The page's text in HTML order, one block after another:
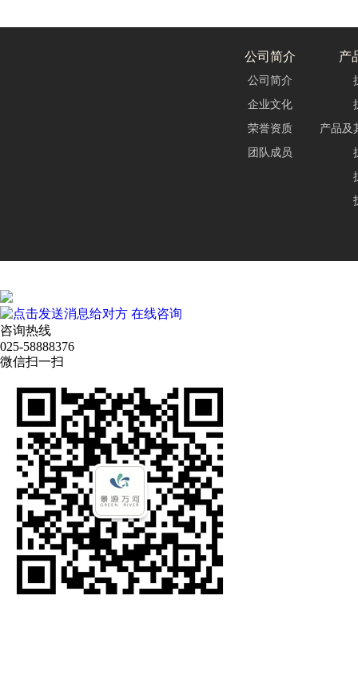
公司简介
公司简介
企业文化
荣誉资质
团队成员
产
产品及
在线咨询
咨询热线
025-58888376
微信扫一扫